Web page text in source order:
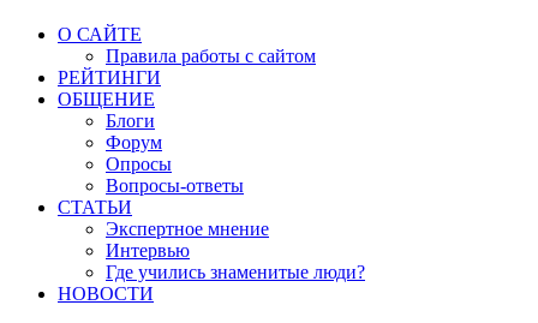
О САЙТЕ
Правила работы с сайтом
РЕЙТИНГИ
ОБЩЕНИЕ
Блоги
Форум
Опросы
Вопросы-ответы
СТАТЬИ
Экспертное мнение
Интервью
Где учились знаменитые люди?
НОВОСТИ